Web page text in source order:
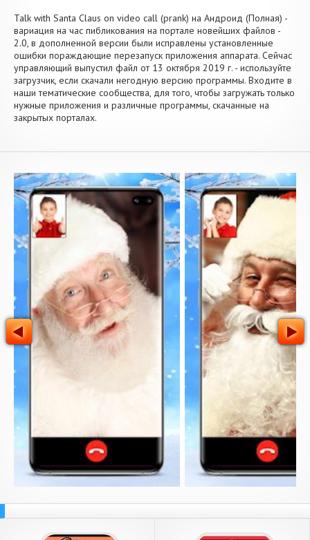
Talk with Santa Claus on video call (prank) на Андроид (Полная) -
вариация на час пибликования на портале новейших файлов -
2.0, в дополненной версии были исправлены установленные
ошибки пораждающие перезапуск приложения аппарата. Сейчас
управляющий выпустил файл от 13 октября 2019 г. - используйте
загрузчик, если скачали негодную версию программы. Входите в
наши тематические сообщества, для того, чтобы загружать только
нужные приложения и различные программы, скачанные на
закрытых порталах.